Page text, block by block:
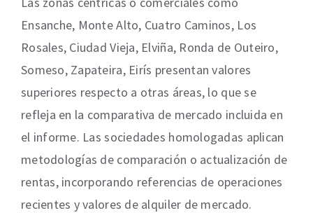
Ensanche, Monte Alto, Cuatro Caminos, Los
Rosales, Ciudad Vieja, Elviña, Ronda de Outeiro,
Someso, Zapateira, Eirís presentan valores
superiores respecto a otras áreas, lo que se
refleja en la comparativa de mercado incluida en
el informe. Las sociedades homologadas aplican
metodologías de comparación o actualización de
rentas, incorporando referencias de operaciones
recientes y valores de alquiler de mercado.